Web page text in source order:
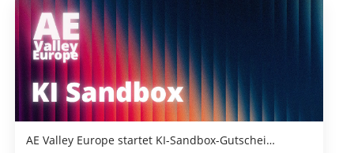
AE Valley Europe startet KI-Sandbox-Gutschei…